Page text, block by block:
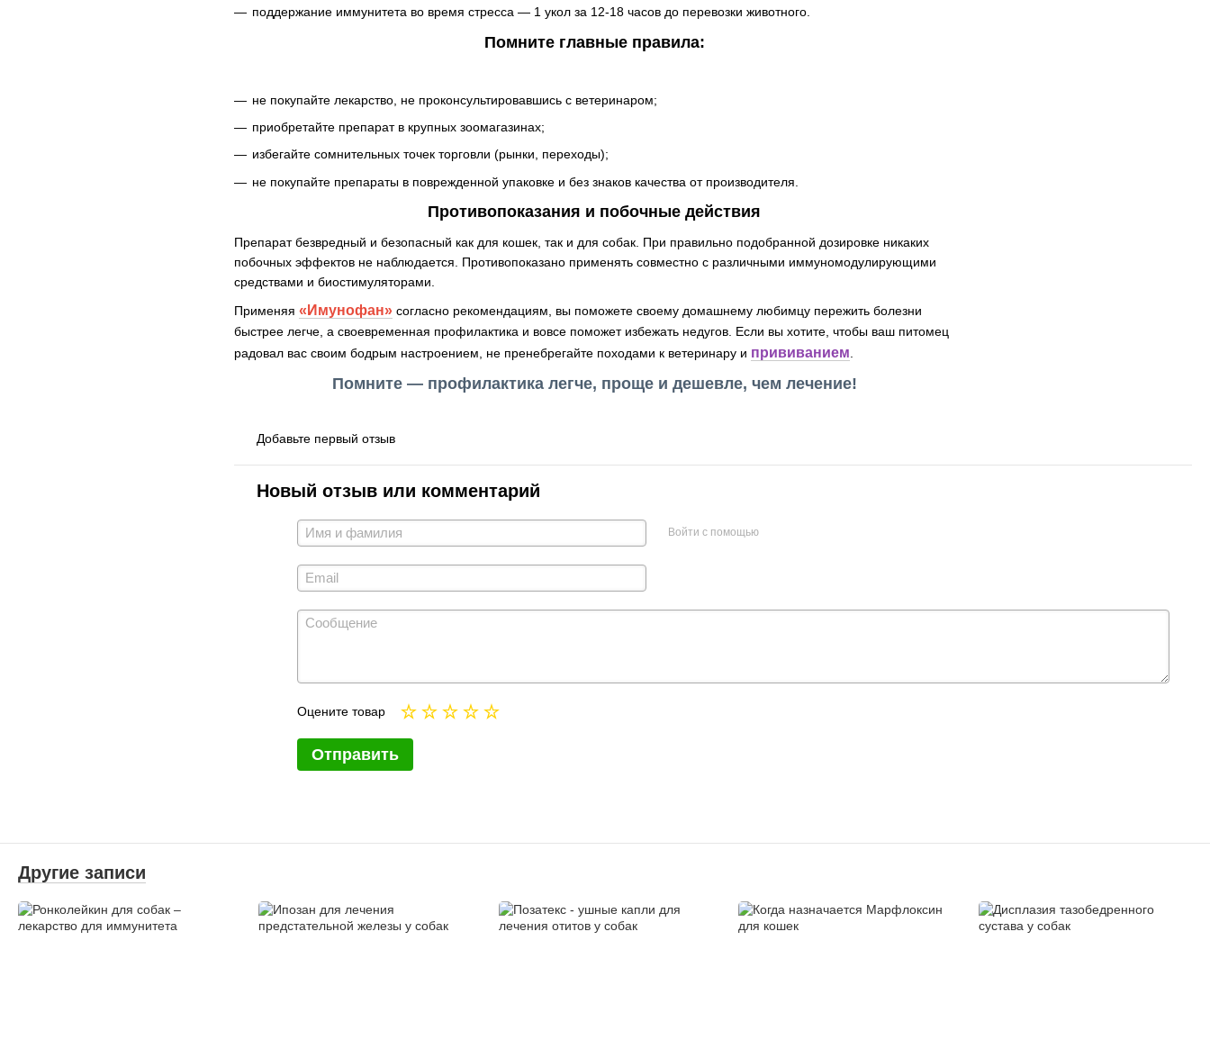
поддержание иммунитета во время стресса — 1 укол за 12-18 часов до перевозки животного.
Помните главные правила:
не покупайте лекарство, не проконсультировавшись с ветеринаром;
приобретайте препарат в крупных зоомагазинах;
избегайте сомнительных точек торговли (рынки, переходы);
не покупайте препараты в поврежденной упаковке и без знаков качества от производителя.
Противопоказания и побочные действия
Препарат безвредный и безопасный как для кошек, так и для собак. При правильно подобранной дозировке никаких
побочных эффектов не наблюдается. Противопоказано применять совместно с различными иммуномодулирующими
средствами и биостимуляторами.
Применяя «Имунофан» согласно рекомендациям, вы поможете своему домашнему любимцу пережить болезни
быстрее легче, а своевременная профилактика и вовсе поможет избежать недугов. Если вы хотите, чтобы ваш питомец
радовал вас своим бодрым настроением, не пренебрегайте походами к ветеринару и прививанием
Помните — профилактика легче, проще и дешевле, чем лечение!
Добавьте первый отзыв
Новый отзыв или комментарий
Войти с помощью
Оцените товар
Отправить
Другие записи